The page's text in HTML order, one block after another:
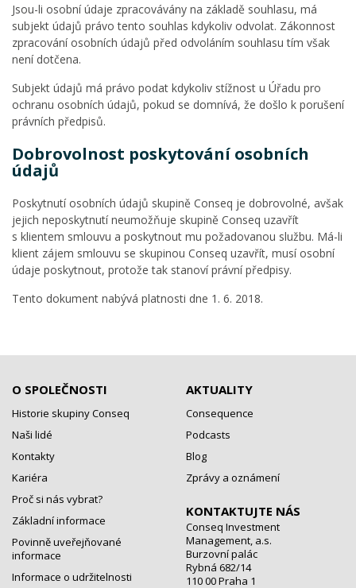
Jsou-li osobní údaje zpracovávány na základě souhlasu, má
subjekt údajů právo tento souhlas kdykoliv odvolat. Zákonnost
zpracování osobních údajů před odvoláním souhlasu tím však
není dotčena.
Subjekt údajů má právo podat kdykoliv stížnost u Úřadu pro
ochranu osobních údajů, pokud se domnívá, že došlo k porušení
právních předpisů.
Dobrovolnost poskytování osobních
údajů
Poskytnutí osobních údajů skupině Conseq je dobrovolné, avšak
jejich neposkytnutí neumožňuje skupině Conseq uzavřít
s klientem smlouvu a poskytnout mu požadovanou službu. Má-li
klient zájem smlouvu se skupinou Conseq uzavřít, musí osobní
údaje poskytnout, protože tak stanoví právní předpisy.
Tento dokument nabývá platnosti dne 1. 6. 2018.
O SPOLEČNOSTI
Historie skupiny Conseq
Naši lidé
Kontakty
Kariéra
Proč si nás vybrat?
Základní informace
Povinně uveřejňované
informace
Informace o udržitelnosti
AKTUALITY
Consequence
Podcasts
Blog
Zprávy a oznámení
KONTAKTUJTE NÁS
Conseq Investment
Management, a.s.
Burzovní palác
Rybná 682/14
110 00 Praha 1